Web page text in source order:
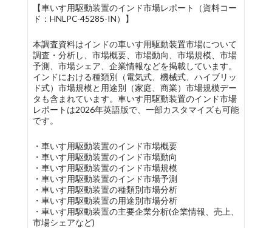
【車いす用駆動装置のインド市場レポート（資料コー
ド：HNLPC-45285-IN）】
本調査資料はインドの車いす用駆動装置市場について
調査・分析し、市場概要、市場動向、市場規模、市場
予測、市場シェア、企業情報などを掲載しています。
インドにおける種類別（電気式、機械式、ハイブリッ
ド式）市場規模と用途別（家庭、商業）市場規模デー
タも含まれています。車いす用駆動装置のインド市場
レポートは2026年英語版で、一部カスタマイズも可能
です。
・車いす用駆動装置のインド市場概要
・車いす用駆動装置のインド市場動向
・車いす用駆動装置のインド市場規模
・車いす用駆動装置のインド市場予測
・車いす用駆動装置の種類別市場分析
・車いす用駆動装置の用途別市場分析
・車いす用駆動装置の主要企業分析(企業情報、売上、
市場シェアなど)